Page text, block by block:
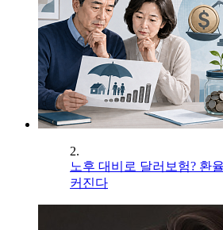
2.
노후 대비로 달러보험? 환
커진다